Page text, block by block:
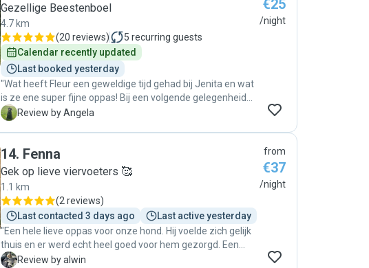
Gezellige Beestenboel
4.7 km
(20 reviews) 5 recurring guests
Calendar recently updated
Last booked yesterday
"Wat heeft Fleur een geweldige tijd gehad bij Jenita en wat
is ze ene super fijne oppas! Bij een volgende gelegenheid
hebben we een super fijn adres! Dank voor al je goede
A Review by Angela
€25
/night
14. Fenna
Gek op lieve viervoeters 🥰
1.1 km
(2 reviews)
Last contacted 3 days ago
Last active yesterday
"Een hele lieve oppas voor onze hond. Hij voelde zich gelijk
thuis en er werd echt heel goed voor hem gezorgd. Een
aanrader dus! "
A Review by alwin
from
€37
/night